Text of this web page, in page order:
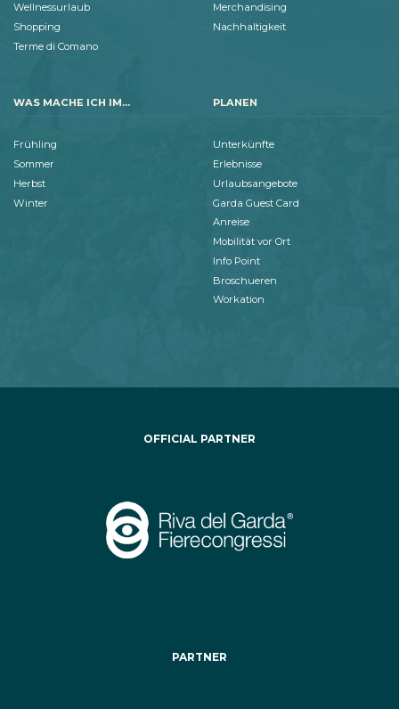
Wellnessurlaub
Shopping
Terme di Comano
Merchandising
Nachhaltigkeit
WAS MACHE ICH IM...
Frühling
Sommer
Herbst
Winter
PLANEN
Unterkünfte
Erlebnisse
Urlaubsangebote
Garda Guest Card
Anreise
Mobilität vor Ort
Info Point
Broschueren
Workation
OFFICIAL PARTNER
PARTNER